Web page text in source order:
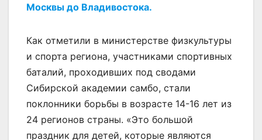
Москвы до Владивостока.
Как отметили в министерстве физкультуры
и спорта региона, участниками спортивных
баталий, проходивших под сводами
Сибирской академии самбо, стали
поклонники борьбы в возрасте 14-16 лет из
24 регионов страны. «Это большой
праздник для детей, которые являются